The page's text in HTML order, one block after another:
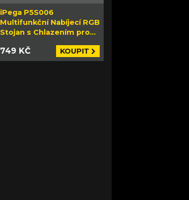
iPega P5S006
Multifunkční Nabíjecí RGB
Stojan s Chlazením pro
749 KČ KOUPIT